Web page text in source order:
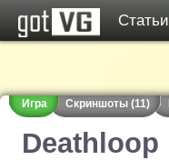
Статьи
Игра Скриншоты (11)
Deathloop